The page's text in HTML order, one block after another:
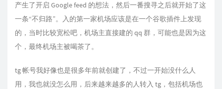
产生了开启 Google feed 的想法，然后一番搜寻之后就开始了这
一条“不归路”。入的第一家机场应该是在一个谷歌插件上发现
的，当时比较宽松吧，机场主直接建的 qq 群，可能也是因为这
个，最终机场主被喝茶了。
tg 帐号我好像也是很多年前就创建了，不过一开始没什么人
用，我也就没怎么用，后来越来越多的人转入 tg，包括机场也